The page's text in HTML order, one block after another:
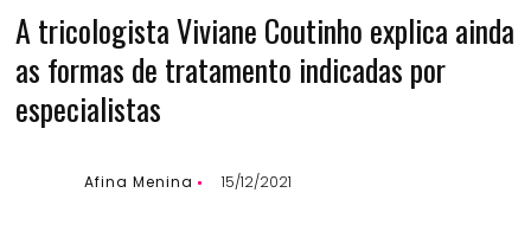
A tricologista Viviane Coutinho explica ainda
as formas de tratamento indicadas por
especialistas
Afina Menina 15/12/2021